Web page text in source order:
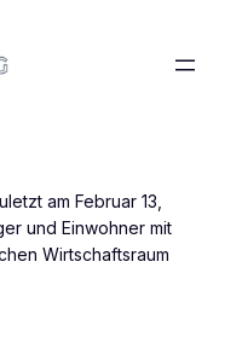
am Februar 13,
und Einwohner mit
Wirtschaftsraum